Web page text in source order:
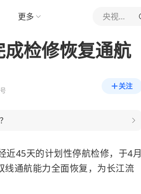
更多 央视新闻
检修恢复通航
关注
近45天的计划性停航检修，于4月
通航能力全面恢复，为长江流